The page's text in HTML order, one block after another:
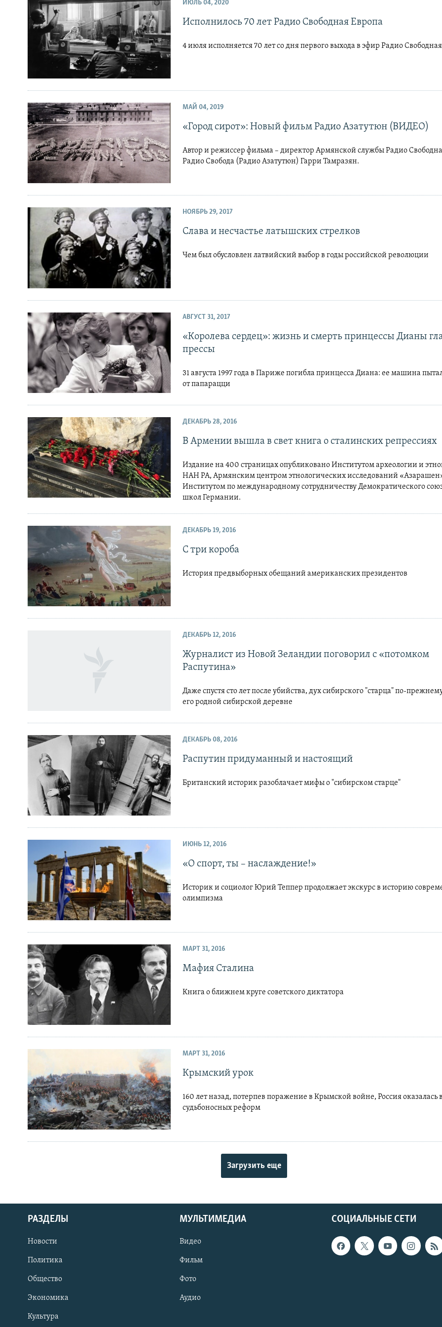
ИЮЛЬ 04, 2020
Исполнилось 70 лет Радио Свободная Европа
4 июля исполняется 70 лет со дня первого выхода в эфир Радио
МАЙ 04, 2019
«Город сирот»: Новый фильм Радио Азатутюн (ВИДЕО)
Автор и режиссер фильма – директор Армянской службы Радио
Радио Свобода (Радио Азатутюн) Гарри Тамразян.
НОЯБРЬ 29, 2017
Слава и несчастье латышских стрелков
Чем был обусловлен латвийский выбор в годы российской революции
АВГУСТ 31, 2017
«Королева сердец»: жизнь и смерть принцессы Дианы
прессы
31 августа 1997 года в Париже погибла принцесса Диана: ее машина
от папарацци
ДЕКАБРЬ 28, 2016
В Армении вышла в свет книга о сталинских репрессиях
Издание на 400 страницах опубликовано Институтом археологии и
НАН РА, Армянским центром этнологических исследований
Институтом по международному сотрудничеству Демократического
школ Германии.
ДЕКАБРЬ 19, 2016
С три короба
История предвыборных обещаний американских президентов
ДЕКАБРЬ 12, 2016
Журналист из Новой Зеландии поговорил с «потомком
Распутина»
Даже спустя сто лет после убийства, дух сибирского "старца" по-
его родной сибирской деревне
ДЕКАБРЬ 08, 2016
Распутин придуманный и настоящий
Британский историк разоблачает мифы о "сибирском старце"
ИЮНЬ 12, 2016
«О спорт, ты – наслаждение!»
Историк и социолог Юрий Теппер продолжает экскурс в историю
олимпизма
МАРТ 31, 2016
Мафия Сталина
Книга о ближнем круге советского диктатора
МАРТ 31, 2016
Крымский урок
160 лет назад, потерпев поражение в Крымской войне, Россия оказалась
судьбоносных реформ
Загрузить еще
СОЦИАЛЬНЫЕ СЕТИ
РАЗДЕЛЫ
Новости
Политика
Общество
Экономика
Культура
МУЛЬТИМЕДИА
Видео
Фильм
Фото
Аудио